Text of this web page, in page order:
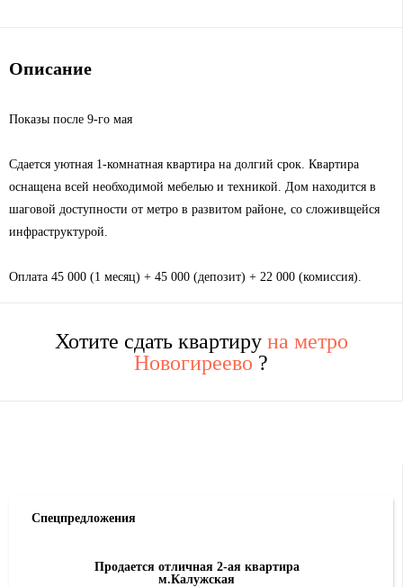
Описание
Показы после 9-го мая
Сдается уютная 1-комнатная квартира на долгий срок. Квартира
оснащена всей необходимой мебелью и техникой. Дом находится в
шаговой доступности от метро в развитом районе, со сложивщейся
инфраструктурой.
Оплата 45 000 (1 месяц) + 45 000 (депозит) + 22 000 (комиссия).
Хотите сдать квартиру на метро
Новогиреево ?
Спецпредложения
Продается отличная 2-ая квартира
м.Калужская